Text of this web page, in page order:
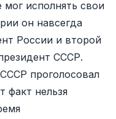
исполнять свои
он навсегда
России и второй
СССР.
проголосовал
факт нельзя